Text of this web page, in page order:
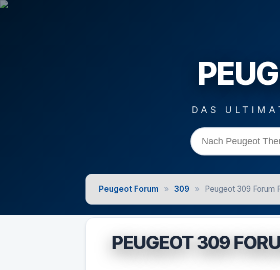
DAS
Peugeot Forum » 309 » Peugeot 309 Forum
PEUGEOT 309